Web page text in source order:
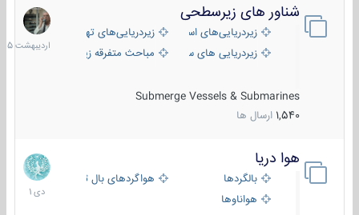
شناور های زیرسطحی
زیردریایی‌های استراتژیکزیردریایی‌های تهاجمی
زیردریایی های سبک
مباحث متفرقه زیرسطحی
Submerge Vessels & Submarines
1,540 ارسال ها
31
1405
هوا دریا
بالگردها
هواگردهای بال ثابت
هواناوها
12
دی
1401